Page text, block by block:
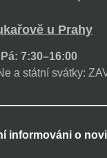
u Prahy
Pá: 7:30–16:00
a státní svátky:
informováni o